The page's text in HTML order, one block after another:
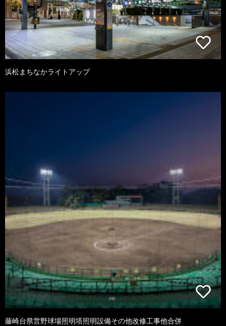
浜松まちなかライトアップ
藤崎台県営野球場照明塔照明設備その他改修工事他合併